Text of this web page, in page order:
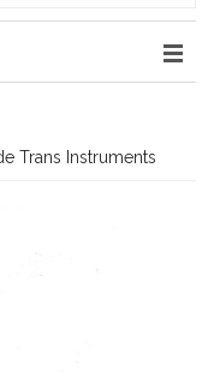
Trans Instruments